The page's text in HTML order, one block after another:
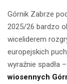
Górnik Zabrze
2025/26 bardzo
wiceliderem
europejskich
wyraźnie spadła
wiosennych